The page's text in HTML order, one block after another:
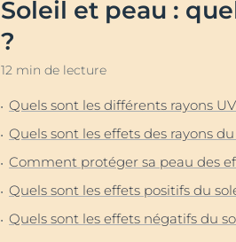
Soleil et peau :
?
12 min de lecture
Quels sont les différents rayons
Quels sont les effets des rayons
Comment protéger sa peau des
Quels sont les effets positifs du
Quels sont les effets négatifs du